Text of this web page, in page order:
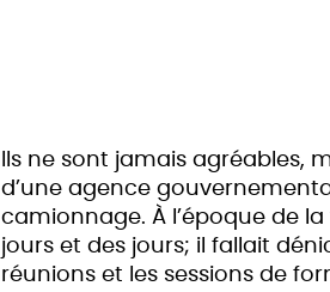
Ils ne sont jamais agréables,
d’une agence
camionnage. À l’époque de
jours et des jours; il fallait
réunions et les sessions de